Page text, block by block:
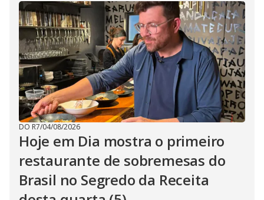
DO R7/04/08/2026
Hoje em Dia mostra o primeiro
restaurante de sobremesas do
Brasil no Segredo da Receita